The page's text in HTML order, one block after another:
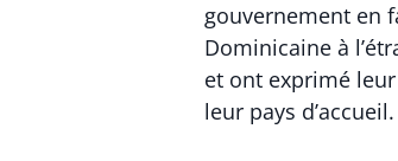
gouvernement en
Dominicaine à
et ont exprimé
leur pays d’accueil.